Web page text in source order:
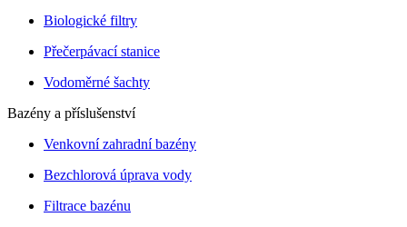
Biologické filtry
Přečerpávací stanice
Vodoměrné šachty
Bazény a příslušenství
Venkovní zahradní bazény
Bezchlorová úprava vody
Filtrace bazénu